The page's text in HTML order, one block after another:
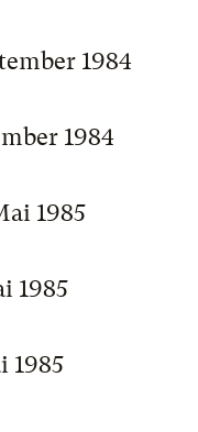
1984
1984
1985
1985
1985